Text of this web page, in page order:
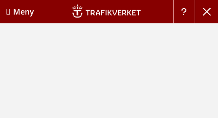
Meny Hj�lp
Stäng